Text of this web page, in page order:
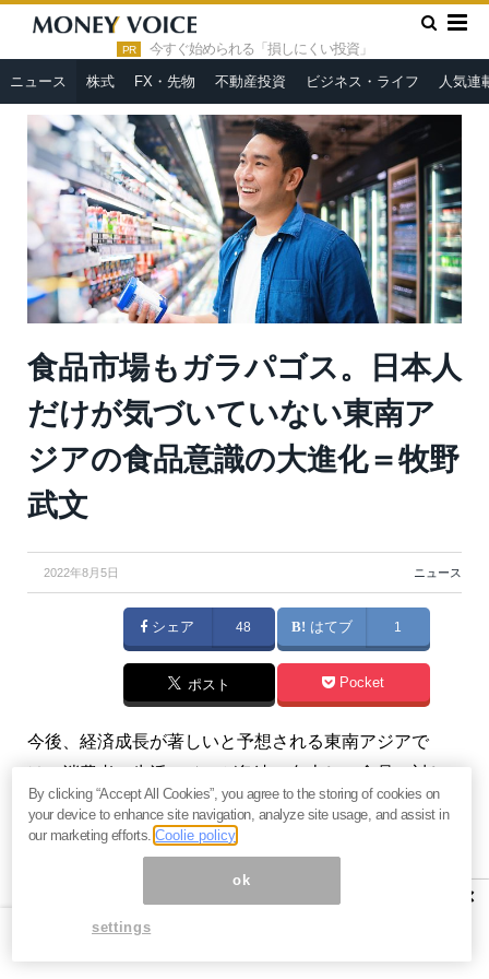
PR 今すぐ始められる「損しにくい投資」
ニュース 株式 FX・先物 不動産投資 ビジネス・ライフ 人気連
HOME » ニュース »
食品市場もガラパゴス。日本人だけが気づ
いていない東南アジアの食品意識の大進化＝牧野武文
食品市場もガラパゴス。日本人
だけが気づいていない東南ア
ジアの食品意識の大進化＝牧野
武文
2022年8月5日 ニュース
シェア 48 はてブ 1
ポスト Pocket
今後、経済成長が著しいと予想される東南アジアで
は、消費者の生活レベルが急速に向上し、食品に対し
ての意識も大きく変わり始めました。アジアに対して
日本人は10年、20年前の認識のままでいますが、今回
を見ていきます。（『
知らなかった！中国ITを深く理解
するためのキーワード
×
By clicking “Accept All Cookies”, you agree to the storing of cookies on
your device to enhance site navigation, analyze site usage, and assist in
our marketing efforts.Coolie policy
ok
settings